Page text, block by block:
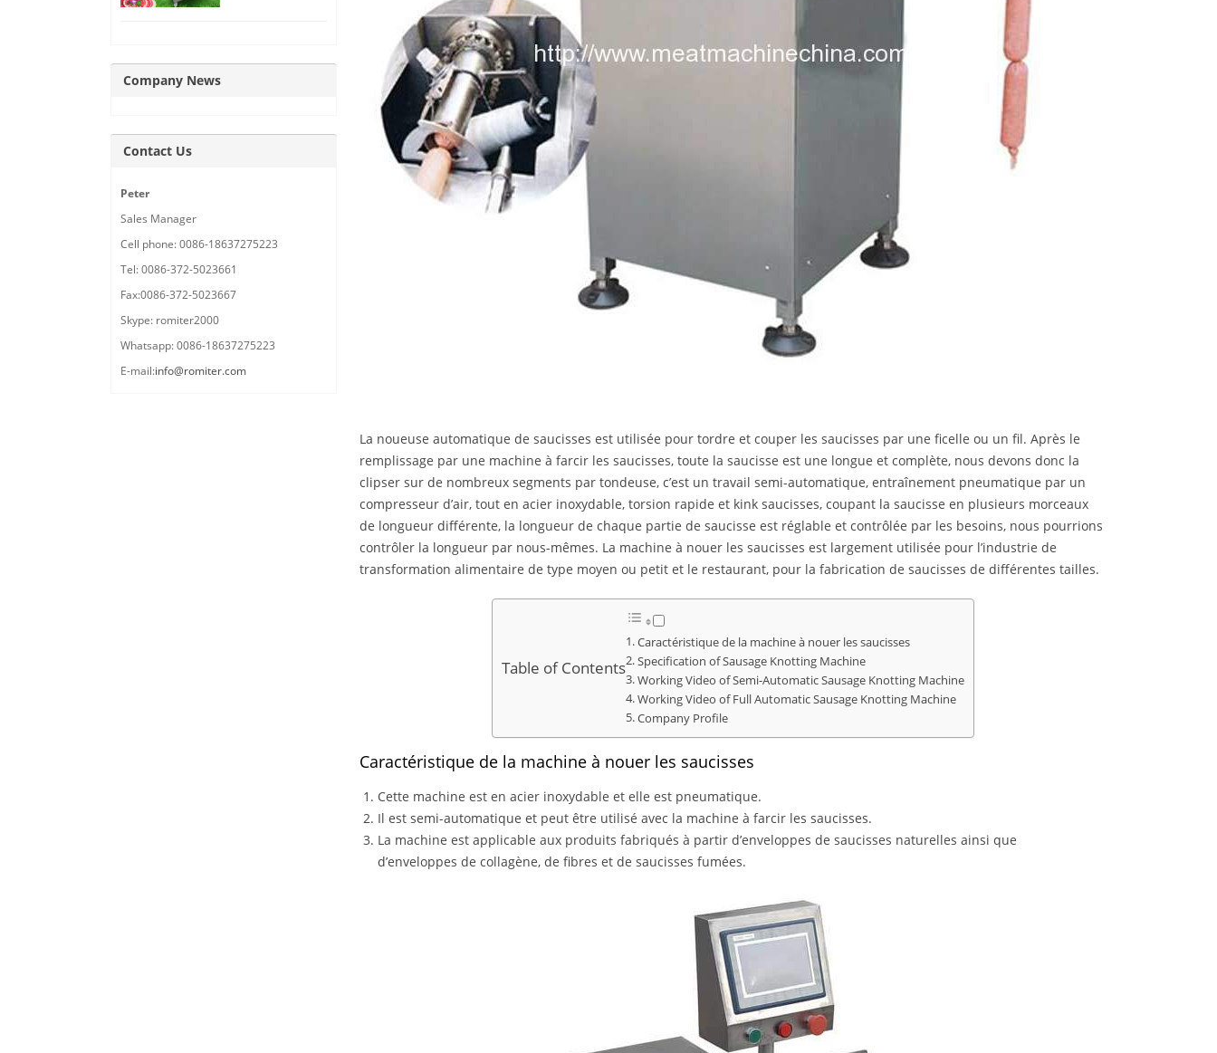
La noueuse automatique de saucisses est utilisée pour tordre et couper les saucisses par une ficelle ou un fil. Après le
remplissage par une machine à farcir les saucisses, toute la saucisse est une longue et complète, nous devons donc la
clipser sur de nombreux segments par tondeuse, c’est un travail semi-automatique, entraînement pneumatique par un
compresseur d’air, tout en acier inoxydable, torsion rapide et kink saucisses, coupant la saucisse en plusieurs morceaux
de longueur différente, la longueur de chaque partie de saucisse est réglable et contrôlée par les besoins, nous pourrions
contrôler la longueur par nous-mêmes. La machine à nouer les saucisses est largement utilisée pour l’industrie de
transformation alimentaire de type moyen ou petit et le restaurant, pour la fabrication de saucisses de différentes tailles.
Table of Contents
Caractéristique de la machine à nouer les saucisses
Specification of Sausage Knotting Machine
Working Video of Semi-Automatic Sausage Knotting Machine
Working Video of Full Automatic Sausage Knotting Machine
Company Profile
Caractéristique de la machine à nouer les saucisses
Cette machine est en acier inoxydable et elle est pneumatique.
Il est semi-automatique et peut être utilisé avec la machine à farcir les saucisses.
La machine est applicable aux produits fabriqués à partir d’enveloppes de saucisses naturelles ainsi que
d’enveloppes de collagène, de fibres et de saucisses fumées.
Company News
Contact Us
Peter
Sales Manager
Cell phone: 0086-18637275223
Tel: 0086-372-5023661
Fax:0086-372-5023667
Skype: romiter2000
Whatsapp: 0086-18637275223
E-mail:info@romiter.com